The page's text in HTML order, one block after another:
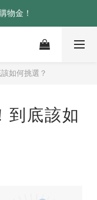
運費！
物金！
運費！
如何挑選？
到底該如